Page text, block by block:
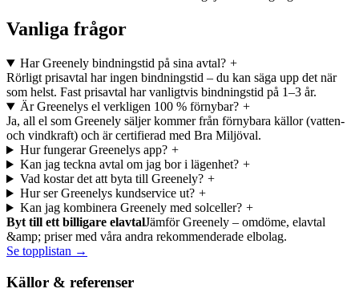
Vanliga frågor
Har Greenely bindningstid på sina avtal? +
Rörligt prisavtal har ingen bindningstid – du kan säga upp det när
som helst. Fast prisavtal har vanligtvis bindningstid på 1–3 år.
Är Greenelys el verkligen 100 % förnybar? +
Ja, all el som Greenely säljer kommer från förnybara källor (vatten-
och vindkraft) och är certifierad med Bra Miljöval.
Hur fungerar Greenelys app? +
Kan jag teckna avtal om jag bor i lägenhet? +
Vad kostar det att byta till Greenely? +
Hur ser Greenelys kundservice ut? +
Kan jag kombinera Greenely med solceller? +
Byt till ett billigare elavtalJämför Greenely – omdöme, elavtal
&amp; priser med våra andra rekommenderade elbolag.
Se topplistan →
Källor & referenser